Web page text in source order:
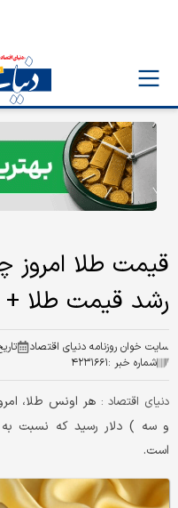
رشد قیمت طلا
سایت خوان روزنامه دنیای اقتصاد
شماره خبر :۴۲۳۱۶۶۱
دنیای اقتصاد :
است.